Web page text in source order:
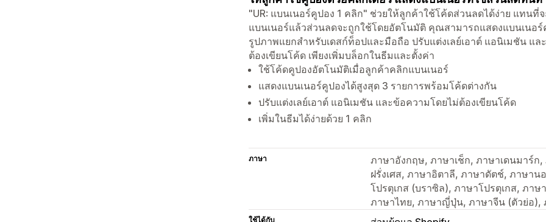
"UR: แบนเนอร์คูปอง 1 คลิก" ช่วยให้ลูกค้าใช้โค้ดส่วนลดได้ง่าย แทนที่
แบนเนอร์แล้วส่วนลดจะถูกใช้โดยอัตโนมัติ คุณสามารถแสดงแบนเนอ
รูปภาพแยกสำหรับเดสก์ท็อปและมือถือ ปรับแต่งเลย์เอาต์ แอนิเมชัน แ
ต้องเขียนโค้ด เพียงเพิ่มบล็อกในธีมและตั้งค่า
ใช้โค้ดคูปองอัตโนมัติเมื่อลูกค้าคลิกแบนเนอร์
แสดงแบนเนอร์คูปองได้สูงสุด 3 รายการพร้อมโค้ดต่างกัน
ปรับแต่งเลย์เอาต์ แอนิเมชัน และข้อความโดยไม่ต้องเขียนโค้ด
เพิ่มในธีมได้ง่ายด้วย 1 คลิก
ภาษา
ภาษาอังกฤษ, ภาษาเช็ก, ภาษาเดนมาร์ก
ฝรั่งเศส, ภาษาอิตาลี, ภาษาดัตช์, ภาษาน
โปรตุเกส (บราซิล), ภาษาโปรตุเกส, ภา
ภาษาไทย, ภาษาญี่ปุ่น, ภาษาจีน (ตัวย่อ),
ใช้ได้กับ